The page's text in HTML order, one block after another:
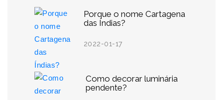
Porque o nome Cartagena
das Índias?
2022-01-17
Como decorar luminária
pendente?